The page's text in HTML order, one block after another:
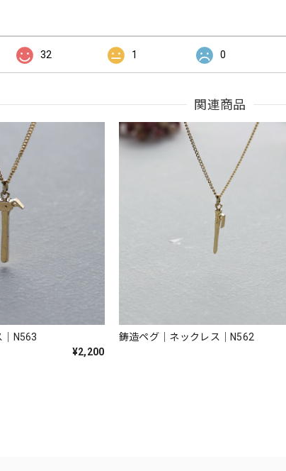
32 1 0
関連商品
N563
¥2,200
鋳造ペグ｜ネックレス｜N562